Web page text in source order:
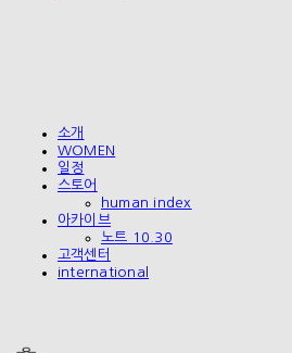
소개
WOMEN
일정
스토어
human index
아카이브
노트 10.30
고객센터
international